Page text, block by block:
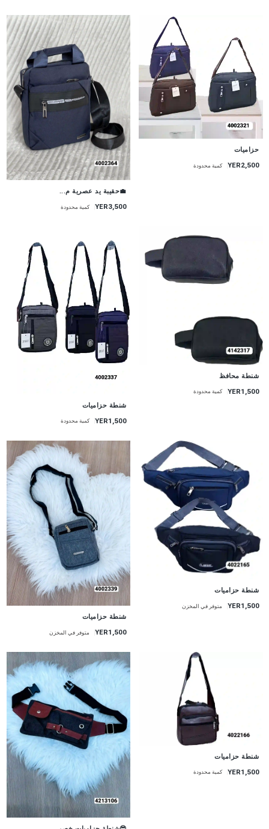
حزاميات
YER2,500 كمية محدودة
💼حقيبة يد عصرية م...
YER3,500 كمية محدودة
شنطة محافظ
YER1,500 كمية محدودة
شنطة حزاميات
YER1,500 كمية محدودة
شنطة حزاميات
YER1,500 متوفر في المخزن
شنطة حزاميات
YER1,500 متوفر في المخزن
شنطة حزاميات
YER1,500 كمية محدودة